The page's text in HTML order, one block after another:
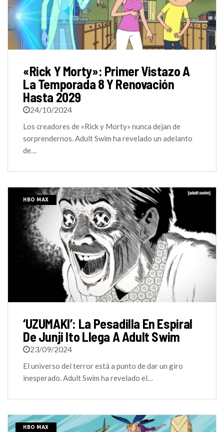
«Rick Y Morty»: Primer Vistazo A
La Temporada 8 Y Renovación
Hasta 2029
24/10/2024
Los creadores de «Rick y Morty» nunca dejan de
sorprendernos. Adult Swim ha revelado un adelanto
de…
HBO MAX
‘UZUMAKI’: La Pesadilla En Espiral
De Junji Ito Llega A Adult Swim
23/09/2024
El universo del terror está a punto de dar un giro
inesperado. Adult Swim ha revelado el…
HBO MAX